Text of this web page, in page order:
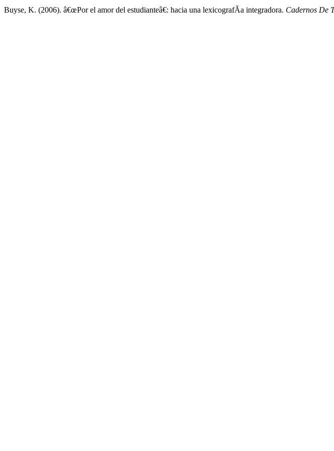
Buyse, K. (2006). â€œPor el amor del estudianteâ€: hacia una lexicografÃ­a integradora. Cadernos De